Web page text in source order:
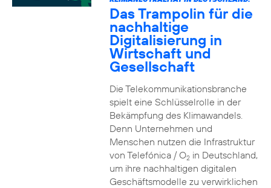
Das Trampolin für die
nachhaltige
Digitalisierung in
Wirtschaft und
Gesellschaft
Die Telekommunikationsbranche
spielt eine Schlüsselrolle in der
Bekämpfung des Klimawandels.
Denn Unternehmen und
Menschen nutzen die Infrastruktur
von Telefónica / O2in Deutschland,
um ihre nachhaltigen digitalen
Geschäftsmodelle zu verwirklichen